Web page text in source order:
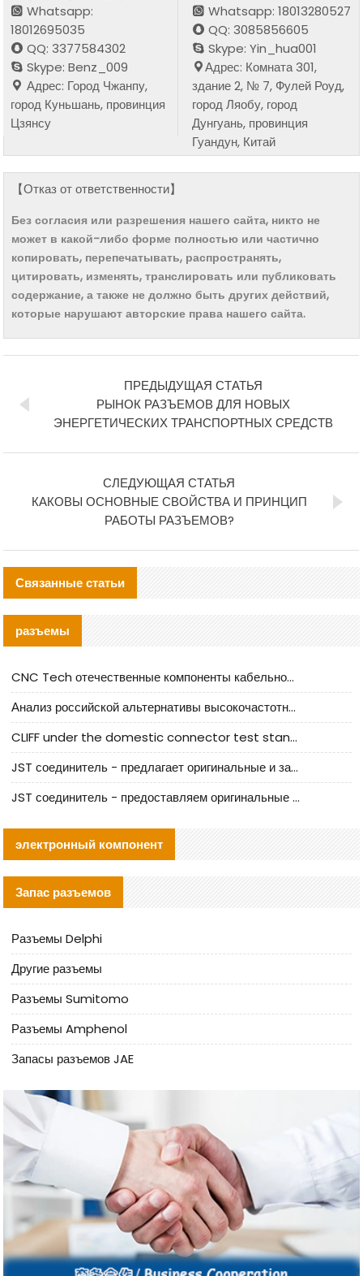
Whatsapp:
18012695035
QQ: 3377584302
Skype: Benz_009
Адрес: Город Чжанпу,
город Куньшань, провинция
Цзянсу
Whatsapp: 18013280527
QQ: 3085856605
Skype: Yin_hua001
Адрес: Комната 301,
здание 2, № 7, Фулей Роуд,
город Ляобу, город
Дунгуань, провинция
Гуандун, Китай
【Отказ от ответственности】
Без согласия или разрешения нашего сайта, никто не
может в какой-либо форме полностью или частично
копировать, перепечатывать, распространять,
цитировать, изменять, транслировать или публиковать
содержание, а также не должно быть других действий,
которые нарушают авторские права нашего сайта.
ПРЕДЫДУЩАЯ СТАТЬЯ
РЫНОК РАЗЪЕМОВ ДЛЯ НОВЫХ
ЭНЕРГЕТИЧЕСКИХ ТРАНСПОРТНЫХ СРЕДСТВ
СЛЕДУЮЩАЯ СТАТЬЯ
КАКОВЫ ОСНОВНЫЕ СВОЙСТВА И ПРИНЦИП
РАБОТЫ РАЗЪЕМОВ?
Связанные статьи
разъемы
CNC Tech отечественные компоненты кабельной арматуры оценка и руководство по производственному внедрению
Анализ российской альтернативы высокочастотных кабельных колодцев I-PEX
CLIFF under the domestic connector test standard update
JST соединитель - предлагает оригинальные и заменяющие JST NSHR-02V-S соединители
JST соединитель - предоставляем оригинальные JST GHR-09V-S соединители и их аналоги
электронный компонент
Запас разъемов
Разъемы Delphi
Другие разъемы
Разъемы Sumitomo
Разъемы Amphenol
Запасы разъемов JAE